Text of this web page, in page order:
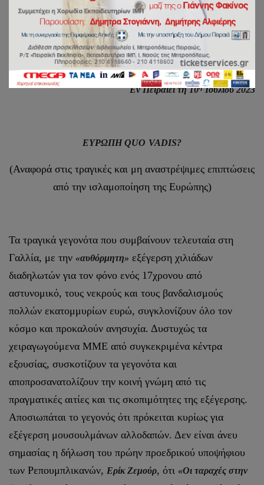
ΙΕΡΑ ΜΗΤΡΟΠΟΛΙΣ ΠΕΙΡΑΙΩΣ
ΓΡΑΦΕΙΟ ΕΠΙ ΤΩΝ ΑΙΡΕΣΕΩΝ ΚΑΙ ΤΩΝ
ΠΑΡΑΘΡΗΣΚΕΙΩΝ
Εν Πειραιεί τη 10ηΙουλίου 2023
ΕΥΡΩΠΗQUO VADIS?
(Αναφορά στις τραγικές και μη αναστρέψιμες επιπτώσεις
από την ισλαμοποίηση της Ευρώπης)
Τα τραγικά γεγονότα που συμβαίνουν τελευταία στη
Γαλλία, με την «αυθόρμητη» εξέγερση χιλιάδων
διαδηλωτών για τον φόνο ενός 17χρονου από
αστυνομικό, τους νεκρούς και τους βανδαλισμούς
πολλών εκατομμυρίων ευρώ, συγκλονίζουν όλο τον
κόσμο και προκαλούν ανησυχία. Δυστυχώς τα
χειραγωγούμενα ΜΜΕ από συγκεκριμένα κέντρα
εξουσίας, συσκοτίζουν τα γεγονότα και
αποπροσανατολίζουν την κοινή γνώμη από τις
πραγματικές αιτίες και τις σκοπιμότητες της εξέγερσης.
Αποσιωπάται το γεγονός ότι πρόκειται κυρίως για
εξέγερση μουσουλμάνων αλλοδαπών. Δεν είναι άνευ
σημασίας η δήλωση του πρώην προεδρικού υποψήφιου
των Ρεπουμπλικανών, Ερίκ Ζεμούρ, ότι «Οι ταραχές στην